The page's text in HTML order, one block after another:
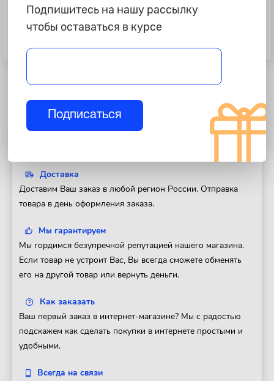
1 099 ₽
черная, M, скош.низ
1 115 ₽
M
Доставка
Доставим Ваш заказ в любой регион России. Отправка
товара в день оформления заказа.
Мы гарантируем
Мы гордимся безупречной репутацией нашего магазина.
Если товар не устроит Вас, Вы всегда сможете обменять
его на другой товар или вернуть деньги.
Как заказать
Ваш первый заказ в интернет-магазине? Мы с радостью
подскажем как сделать покупки в интернете простыми и
удобными.
Всегда на связи
Подпишитесь на нашу рассылку
чтобы оставаться в курсе
Подписаться